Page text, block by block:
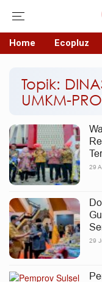
Home Ecopluz
Topik:
UMKM-
29
29